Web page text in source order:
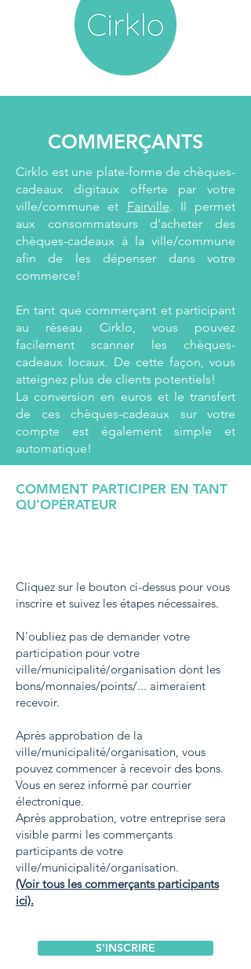
COMMERÇANTS
Cirklo est une plate-forme de chèques-
cadeaux digitaux offerte par votre
ville/commune et Fairville. Il permet
aux consommateurs d'acheter des
chèques-cadeaux à la ville/commune
afin de les dépenser dans votre
commerce!
En tant que commerçant et participant
au réseau Cirklo, vous pouvez
facilement scanner les chèques-
cadeaux locaux. De cette façon, vous
atteignez plus de clients potentiels!
La conversion en euros et le transfert
de ces chèques-cadeaux sur votre
compte est également simple et
automatique!
COMMENT PARTICIPER EN TANT
QU'OPÉRATEUR
Cliquez sur le bouton ci-dessus pour vous
inscrire et suivez les étapes nécessaires.
N'oubliez pas de demander votre
participation pour votre
ville/municipalité/organisation dont les
bons/monnaies/points/... aimeraient
recevoir.
Après approbation de la
ville/municipalité/organisation, vous
pouvez commencer à recevoir des bons.
Vous en serez informé par courrier
électronique.
Après approbation, votre entreprise sera
visible parmi les commerçants
participants de votre
ville/municipalité/organisation.
(Voir tous les commerçants participants
ici).
S'INSCRIRE